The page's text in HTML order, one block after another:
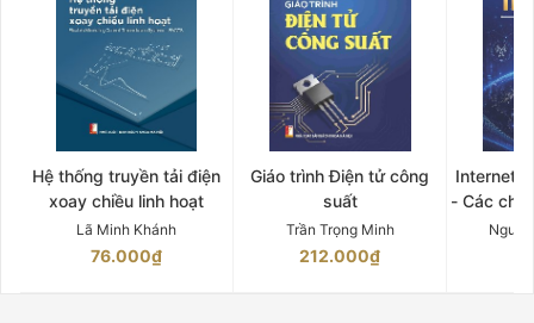
Hệ thống truyền tải điện
xoay chiều linh hoạt
Lã Minh Khánh
76.000₫
Giáo trình Điện tử công
suất
Trần Trọng Minh
212.000₫
Internet
- Các